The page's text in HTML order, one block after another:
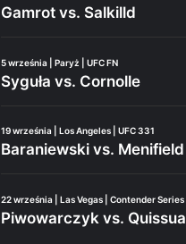
Gamrot vs. Salkilld
5 września | Paryż | UFC FN
Syguła vs. Cornolle
19 września | Los Angeles | UFC 331
Baraniewski vs. Menifield
22 września | Las Vegas | Contender Series
Piwowarczyk vs. Quissua